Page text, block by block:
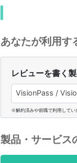
あなたが利用す
レビューを書く
VisionPass /
※解約済みや前職で利用してい
製品・サービス